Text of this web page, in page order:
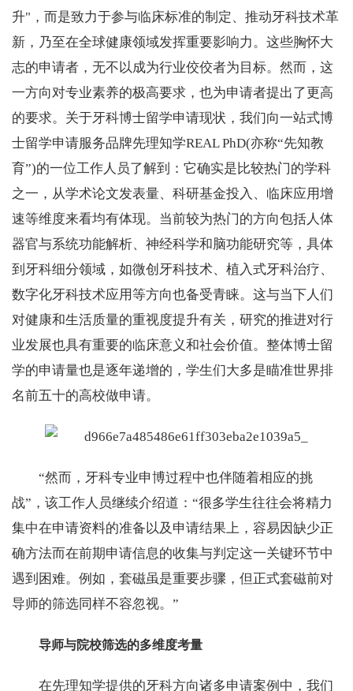
升"，而是致力于参与临床标准的制定、推动牙科技术革
新，乃至在全球健康领域发挥重要影响力。这些胸怀大
志的申请者，无不以成为行业佼佼者为目标。然而，这
一方向对专业素养的极高要求，也为申请者提出了更高
的要求。关于牙科博士留学申请现状，我们向一站式博
士留学申请服务品牌先理知学REAL PhD(亦称“先知教
育”)的一位工作人员了解到：它确实是比较热门的学科
之一，从学术论文发表量、科研基金投入、临床应用增
速等维度来看均有体现。当前较为热门的方向包括人体
器官与系统功能解析、神经科学和脑功能研究等，具体
到牙科细分领域，如微创牙科技术、植入式牙科治疗、
数字化牙科技术应用等方向也备受青睐。这与当下人们
对健康和生活质量的重视度提升有关，研究的推进对行
业发展也具有重要的临床意义和社会价值。整体博士留
学的申请量也是逐年递增的，学生们大多是瞄准世界排
名前五十的高校做申请。
“然而，牙科专业申博过程中也伴随着相应的挑
战”，该工作人员继续介绍道：“很多学生往往会将精力
集中在申请资料的准备以及申请结果上，容易因缺少正
确方法而在前期申请信息的收集与判定这一关键环节中
遇到困难。例如，套磁虽是重要步骤，但正式套磁前对
导师的筛选同样不容忽视。”
导师与院校筛选的多维度考量
在先理知学提供的牙科方向诸多申请案例中，我们